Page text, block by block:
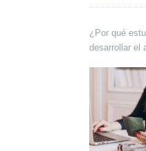
¿Por qué
desarrollar el